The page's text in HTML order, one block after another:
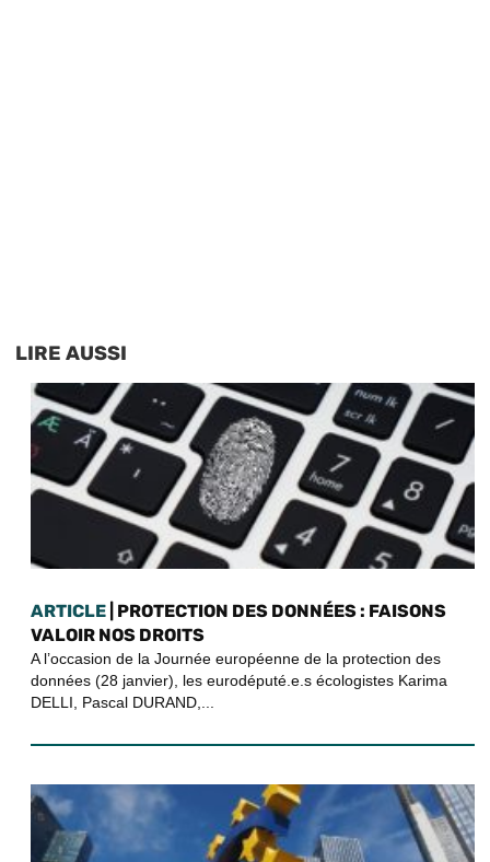
LIRE AUSSI
ARTICLE | PROTECTION DES DONNÉES : FAISONS
VALOIR NOS DROITS
A l’occasion de la Journée européenne de la protection des
données (28 janvier), les eurodéputé.e.s écologistes Karima
DELLI, Pascal DURAND,...